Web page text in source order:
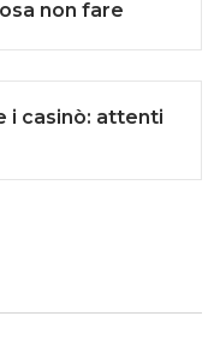
non fare
i casinò: attenti